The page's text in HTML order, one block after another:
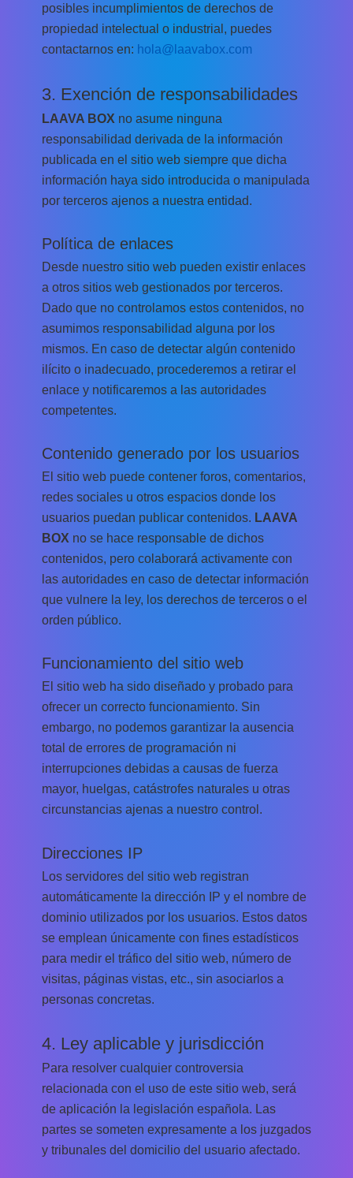
posibles incumplimientos de derechos de
propiedad intelectual o industrial, puedes
contactarnos en: hola@laavabox.com
3. Exención de responsabilidades
LAAVA BOX no asume ninguna
responsabilidad derivada de la información
publicada en el sitio web siempre que dicha
información haya sido introducida o manipulada
por terceros ajenos a nuestra entidad.
Política de enlaces
Desde nuestro sitio web pueden existir enlaces
a otros sitios web gestionados por terceros.
Dado que no controlamos estos contenidos, no
asumimos responsabilidad alguna por los
mismos. En caso de detectar algún contenido
ilícito o inadecuado, procederemos a retirar el
enlace y notificaremos a las autoridades
competentes.
Contenido generado por los usuarios
El sitio web puede contener foros, comentarios,
redes sociales u otros espacios donde los
usuarios puedan publicar contenidos. LAAVA
BOX no se hace responsable de dichos
contenidos, pero colaborará activamente con
las autoridades en caso de detectar información
que vulnere la ley, los derechos de terceros o el
orden público.
Funcionamiento del sitio web
El sitio web ha sido diseñado y probado para
ofrecer un correcto funcionamiento. Sin
embargo, no podemos garantizar la ausencia
total de errores de programación ni
interrupciones debidas a causas de fuerza
mayor, huelgas, catástrofes naturales u otras
circunstancias ajenas a nuestro control.
Direcciones IP
Los servidores del sitio web registran
automáticamente la dirección IP y el nombre de
dominio utilizados por los usuarios. Estos datos
se emplean únicamente con fines estadísticos
para medir el tráfico del sitio web, número de
visitas, páginas vistas, etc., sin asociarlos a
personas concretas.
4. Ley aplicable y jurisdicción
Para resolver cualquier controversia
relacionada con el uso de este sitio web, será
de aplicación la legislación española. Las
partes se someten expresamente a los juzgados
y tribunales del domicilio del usuario afectado.